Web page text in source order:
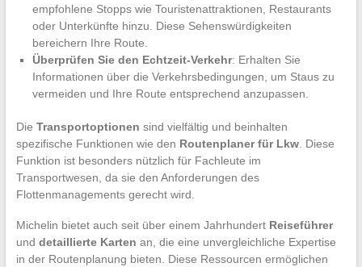
empfohlene Stopps wie Touristenattraktionen, Restaurants
oder Unterkünfte hinzu. Diese Sehenswürdigkeiten
bereichern Ihre Route.
Überprüfen Sie den Echtzeit-Verkehr: Erhalten Sie
Informationen über die Verkehrsbedingungen, um Staus zu
vermeiden und Ihre Route entsprechend anzupassen.
Die Transportoptionen sind vielfältig und beinhalten
spezifische Funktionen wie den Routenplaner für Lkw. Diese
Funktion ist besonders nützlich für Fachleute im
Transportwesen, da sie den Anforderungen des
Flottenmanagements gerecht wird.
Michelin bietet auch seit über einem Jahrhundert Reiseführer
und detaillierte Karten an, die eine unvergleichliche Expertise
in der Routenplanung bieten. Diese Ressourcen ermöglichen